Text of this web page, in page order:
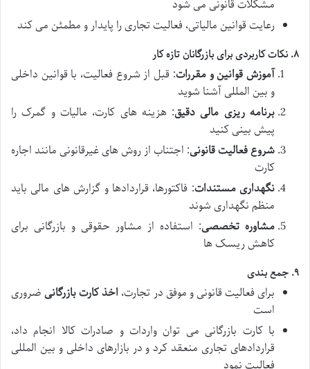
مشکلات قانونی می شود
رعایت قوانین مالیاتی، فعالیت تجاری را پایدار و مطمئن می کند
۸. نکات کاربردی برای بازرگانان تازه کار
آموزش قوانین و مقررات: قبل از شروع فعالیت، با قوانین داخلی
و بین المللی آشنا شوید
برنامه ریزی مالی دقیق: هزینه های کارت، مالیات و گمرک را
پیش بینی کنید
شروع فعالیت قانونی: اجتناب از روش های غیرقانونی مانند اجاره
کارت
نگهداری مستندات: فاکتورها، قراردادها و گزارش های مالی باید
منظم نگهداری شوند
مشاوره تخصصی: استفاده از مشاور حقوقی و بازرگانی برای
کاهش ریسک ها
۹. جمع بندی
برای فعالیت قانونی و موفق در تجارت، اخذ کارت بازرگانیضروری
است
با کارت بازرگانی می توان واردات و صادرات کالا انجام داد،
قراردادهای تجاری منعقد کرد و در بازارهای داخلی و بین المللی